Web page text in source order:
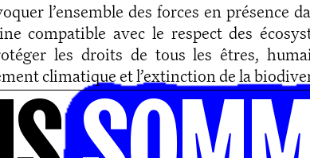
l’ensemble des forces en présence
compatible avec le respect des
les droits de tous les êtres,
climatique et l’extinction de la